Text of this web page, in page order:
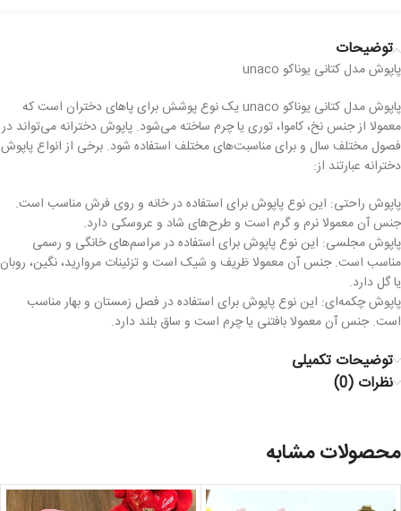
توضیحات
پاپوش مدل کتانی یوناکو unaco
پاپوش مدل کتانی یوناکو unaco یک نوع پوشش برای پاهای دختران است که
معمولا از جنس نخ، کاموا، توری یا چرم ساخته می‌شود. پاپوش دخترانه می‌تواند در
فصول مختلف سال و برای مناسبت‌های مختلف استفاده شود. برخی از انواع پاپوش
دخترانه عبارتند از:
پاپوش راحتی: این نوع پاپوش برای استفاده در خانه و روی فرش مناسب است.
جنس آن معمولا نرم و گرم است و طرح‌های شاد و عروسکی دارد.
پاپوش مجلسی: این نوع پاپوش برای استفاده در مراسم‌های خانگی و رسمی
مناسب است. جنس آن معمولا ظریف و شیک است و تزئینات مروارید، نگین، روبان
یا گل دارد.
پاپوش چکمه‌ای: این نوع پاپوش برای استفاده در فصل زمستان و بهار مناسب
است. جنس آن معمولا بافتنی یا چرم است و ساق بلند دارد.
توضیحات تکمیلی
نظرات (0)
محصولات مشابه